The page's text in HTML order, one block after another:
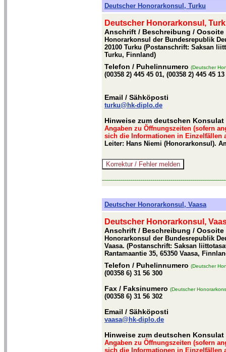
Deutscher Honorarkonsul, Turku
Deutscher Honorarkonsul,
Anschrift / Beschreibung / Oosoite
Honorarkonsul der Bundesrepublik
20100 Turku (Postanschrift: Saksan
Turku, Finnland)
Telefon / Puhelinnumero (Deutscher
(00358 2) 445 45 01, (00358 2) 445 45 13
Email / Sähköposti
turku@hk-diplo.de
Hinweise zum deutschen Konsulat
Angaben zu Öffnungszeiten (sofern
sich die Informationen in Einzelfällen
Leiter: Hans Niemi (Honorarkonsul).
Deutscher Honorarkonsul, Vaasa
Deutscher Honorarkonsul,
Anschrift / Beschreibung / Oosoite
Honorarkonsul der Bundesrepublik
Vaasa. (Postanschrift: Saksan
Rantamaantie 35, 65350 Vaasa,
Telefon / Puhelinnumero (Deutscher
(00358 6) 31 56 300
Fax / Faksinumero (Deutscher
(00358 6) 31 56 302
Email / Sähköposti
vaasa@hk-diplo.de
Hinweise zum deutschen Konsulat
Angaben zu Öffnungszeiten (sofern
sich die Informationen in Einzelfällen